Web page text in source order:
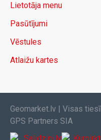
E600 lauka
FJD Trion Survey
lādētāji;
transportēšanas
visi nepieciešamie
V4e Pro?
FJD Trion V4e Pro
ar modernākajām
kompensācija, lāzera
Lietotāja menu
Pasūtījumi
Vēstules
Atlaižu kartes
Geomarket.lv | Visas
GPS Partners SIA